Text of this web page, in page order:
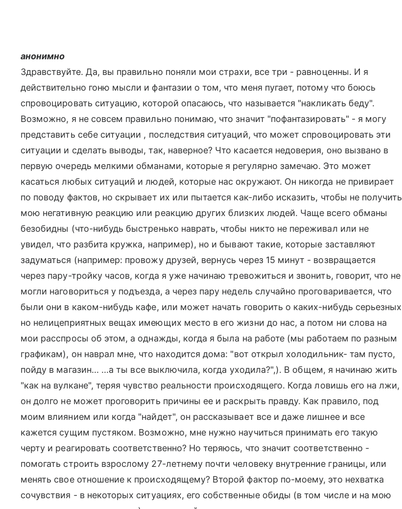
анонимно
Здравствуйте. Да, вы правильно поняли мои страхи, все три - равноценны. И я
действительно гоню мысли и фантазии о том, что меня пугает, потому что боюсь
спровоцировать ситуацию, которой опасаюсь, что называется "накликать беду".
Возможно, я не совсем правильно понимаю, что значит "пофантазировать" - я могу
представить себе ситуации , последствия ситуаций, что может спровоцировать эти
ситуации и сделать выводы, так, наверное? Что касается недоверия, оно вызвано в
первую очередь мелкими обманами, которые я регулярно замечаю. Это может
касаться любых ситуаций и людей, которые нас окружают. Он никогда не привирает
по поводу фактов, но скрывает их или пытается как-либо исказить, чтобы не получить
мою негативную реакцию или реакцию других близких людей. Чаще всего обманы
безобидны (что-нибудь быстренько наврать, чтобы никто не переживал или не
увидел, что разбита кружка, например), но и бывают такие, которые заставляют
задуматься (например: провожу друзей, вернусь через 15 минут - возвращается
через пару-тройку часов, когда я уже начинаю тревожиться и звонить, говорит, что не
могли наговориться у подъезда, а через пару недель случайно проговаривается, что
были они в каком-нибудь кафе, или может начать говорить о каких-нибудь серьезных
но нелицеприятных вещах имеющих место в его жизни до нас, а потом ни слова на
мои расспросы об этом, а однажды, когда я была на работе (мы работаем по разным
графикам), он наврал мне, что находится дома: "вот открыл холодильник- там пусто,
пойду в магазин... ...а ты все выключила, когда уходила?",). В общем, я начинаю жить
"как на вулкане", теряя чувство реальности происходящего. Когда ловишь его на лжи,
он долго не может проговорить причины ее и раскрыть правду. Как правило, под
моим влиянием или когда "найдет", он рассказывает все и даже лишнее и все
кажется сущим пустяком. Возможно, мне нужно научиться принимать его такую
черту и реагировать соответственно? Но теряюсь, что значит соответственно -
помогать строить взрослому 27-летнему почти человеку внутренние границы, или
менять свое отношение к происходящему? Второй фактор по-моему, это нехватка
сочувствия - в некоторых ситуациях, его собственные обиды (в том числе и на мою